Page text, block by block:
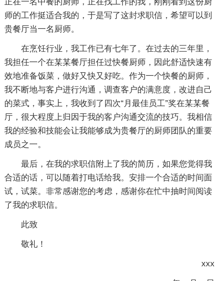
师的工作挺适合我的，于是写了这封求职信，希望可以到
贵餐厅当一名厨师。
在烹饪行业，我工作已有七年了。在过去的三年里，
我担任一个在某某餐厅担任过快餐厨师，因此舒适快速有
效地准备饭菜，做好又快又好吃。作为一个快餐的厨师，
我不断地与客户进行沟通，调查客户的满意度，改进自己
的菜式，事实上，我收到了四次“月最佳员工”奖在某某餐
厅，很大程度上归因于我的客户沟通交流的技巧。我相信
我的经验和技能会让我能够成为贵餐厅的厨师团队的重要
成员之一。
最后，在我的求职信附上了我的简历，如果您觉得我
合适的话，可以随着打电话给我。安排一个合适的时间面
试，试菜。非常感谢您的考虑，感谢你在忙中抽时间阅读
了我的求职信。
此致
敬礼！
xxx